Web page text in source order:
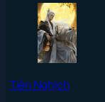
Tiên Nghịch